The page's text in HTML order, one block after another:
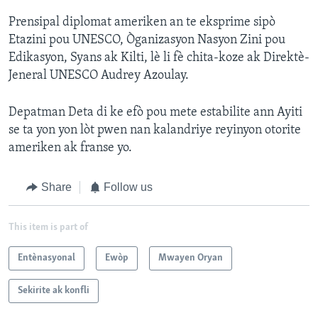
Prensipal diplomat ameriken an te eksprime sipò
Etazini pou UNESCO, Òganizasyon Nasyon Zini pou
Edikasyon, Syans ak Kilti, lè li fè chita-koze ak Direktè-
Jeneral UNESCO Audrey Azoulay.
Depatman Deta di ke efò pou mete estabilite ann Ayiti
se ta yon yon lòt pwen nan kalandriye reyinyon otorite
ameriken ak franse yo.
Share Follow us
This item is part of
Entènasyonal Ewòp Mwayen Oryan
Sekirite ak konfli